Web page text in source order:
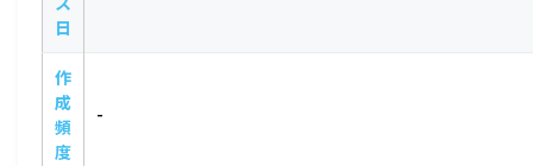
日
作
成
頻
度
-